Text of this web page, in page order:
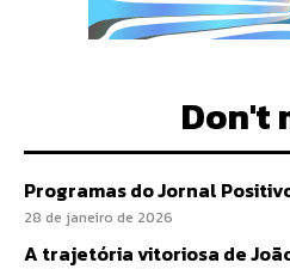
Don't
Programas do Jornal
28 de janeiro de 2026
A trajetória vitoriosa de